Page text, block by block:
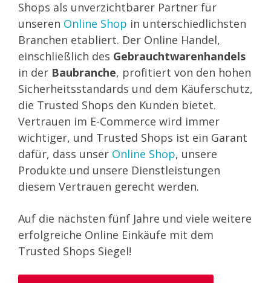
Shops als unverzichtbarer Partner für
unseren Online Shop in unterschiedlichsten
Branchen etabliert. Der Online Handel,
einschließlich des Gebrauchtwarenhandels
in der Baubranche, profitiert von den hohen
Sicherheitsstandards und dem Käuferschutz,
die Trusted Shops den Kunden bietet.
Vertrauen im E-Commerce wird immer
wichtiger, und Trusted Shops ist ein Garant
dafür, dass unser Online Shop, unsere
Produkte und unsere Dienstleistungen
diesem Vertrauen gerecht werden.
Auf die nächsten fünf Jahre und viele weitere
erfolgreiche Online Einkäufe mit dem
Trusted Shops Siegel!